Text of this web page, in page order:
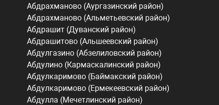
Абдрахманово (Аургазинский район)
Абдрахманово (Альметьевский район)
Абдрашит (Дуванский район)
Абдрашитово (Альшеевский район)
Абдулгазино (Абзелиловский район)
Абдулино (Кармаскалинский район)
Абдулкаримово (Баймакский район)
Абдулкаримово (Ермекеевский район)
Абдулла (Мечетлинский район)